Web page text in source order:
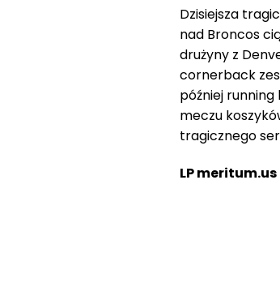
Dzisiejsza
nad Broncos
drużyny z
cornerback
później
meczu
tragicznego
LP meritum.us